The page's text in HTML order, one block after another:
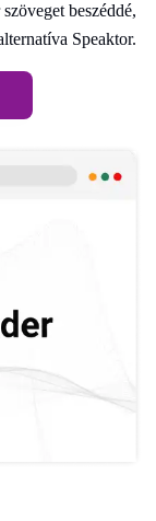
beszéddé,
Speaktor.